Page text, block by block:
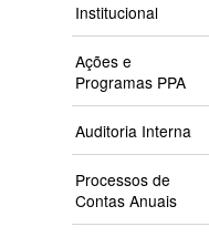
Institucional
Ações e
Programas PPA
Auditoria Interna
Processos de
Contas Anuais